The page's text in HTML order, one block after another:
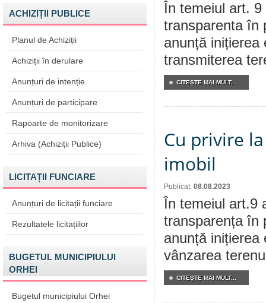
ACHIZIȚII PUBLICE
Planul de Achiziții
Achiziții în derulare
Anunțuri de intenție
Anunțuri de participare
Rapoarte de monitorizare
Arhiva (Achiziții Publice)
LICITAȚII FUNCIARE
Anunțuri de licitații funciare
Rezultatele licitațiilor
BUGETUL MUNICIPIULUI
ORHEI
Bugetul municipiului Orhei
În temeiul art.
transparenta în
anunță inițierea
transmiterea
CITEŞTE MAI MULT...
Cu privire
imobil
Publicat: 08.08.2023
În temeiul art.9
transparența în
anunță inițierea
vânzarea
CITEŞTE MAI MULT...